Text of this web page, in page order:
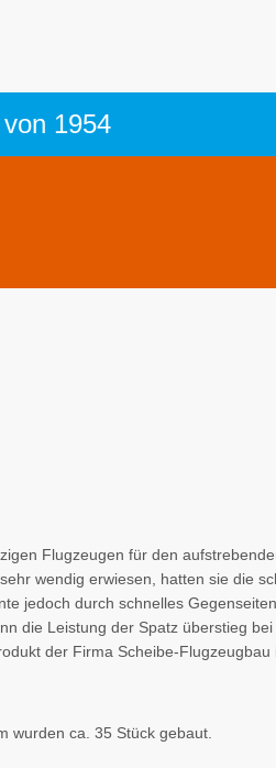
1954
Flugzeugen für den
wendig erwiesen, hatten sie die
jedoch durch schnelles
die Leistung der Spatz überstieg
der Firma Scheibe-Flugzeugbau
wurden ca. 35 Stück gebaut.